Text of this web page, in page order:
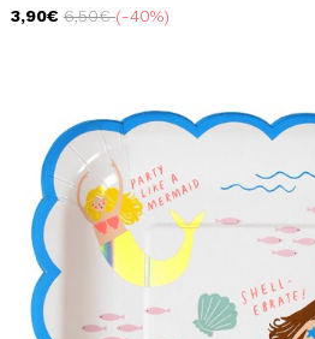
3,90€ 6,50€ -40%